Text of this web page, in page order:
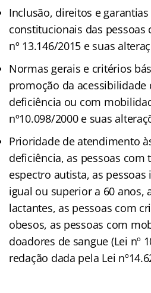
Inclusão, direitos e garantias
constitucionais das pessoas
nº 13.146/2015 e suas
Normas gerais e critérios
promoção da acessibilidade
deficiência ou com
nº10.098/2000 e suas
Prioridade de atendimento
deficiência, as pessoas com
espectro autista, as
igual ou superior a 60 anos,
lactantes, as pessoas com
obesos, as pessoas com
doadores de sangue (Lei nº
redação dada pela Lei